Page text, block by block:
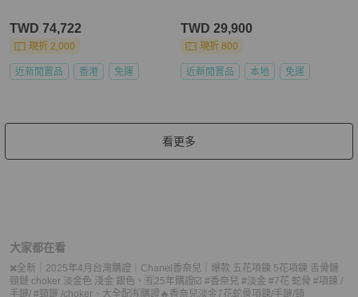
TWD 74,722
現折 2,000
近新閒置品 香港 免運
TWD 29,900
現折 800
近新閒置品 本地 免運
看更多
大家都在看
❌全新｜2025年4月台灣購證｜Chanel香奈兒｜爆款 五花項鍊 5花項鍊 舌骨鏈
頸鏈 choker 淡金色 淺金 銀色 、 🈶25年購證☑️ #香奈兒 #淡金 #7花 蛇骨 #項鍊 /
手鏈/ #頸鏈 /choker 、 大全配🈶️購證🔥香奈兒淡金7花蛇骨項鍊/手鏈/頸